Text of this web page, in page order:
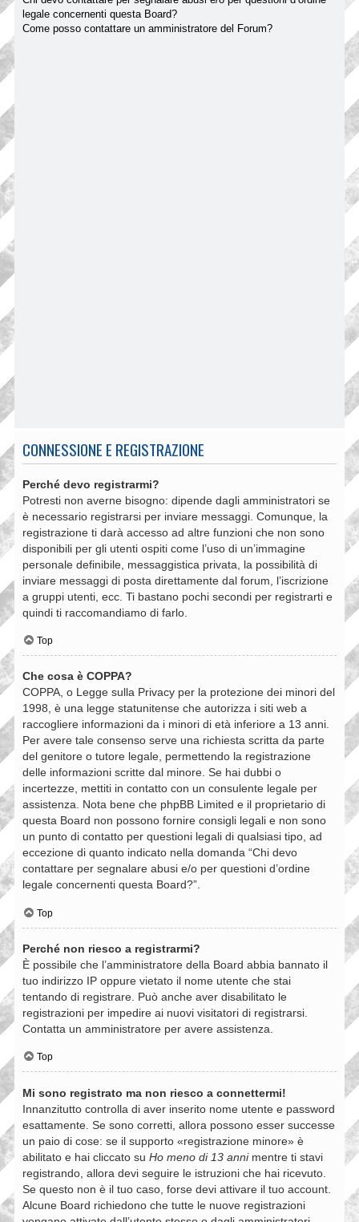
legale concernenti questa Board?
Come posso contattare un amministratore del Forum?
CONNESSIONE E REGISTRAZIONE
Perché devo registrarmi?
Potresti non averne bisogno: dipende dagli amministratori se
è necessario registrarsi per inviare messaggi. Comunque, la
registrazione ti darà accesso ad altre funzioni che non sono
disponibili per gli utenti ospiti come l’uso di un’immagine
personale definibile, messaggistica privata, la possibilità di
inviare messaggi di posta direttamente dal forum, l’iscrizione
a gruppi utenti, ecc. Ti bastano pochi secondi per registrarti e
quindi ti raccomandiamo di farlo.
Top
Che cosa è COPPA?
COPPA, o Legge sulla Privacy per la protezione dei minori del
1998, è una legge statunitense che autorizza i siti web a
raccogliere informazioni da i minori di età inferiore a 13 anni.
Per avere tale consenso serve una richiesta scritta da parte
del genitore o tutore legale, permettendo la registrazione
delle informazioni scritte dal minore. Se hai dubbi o
incertezze, mettiti in contatto con un consulente legale per
assistenza. Nota bene che phpBB Limited e il proprietario di
questa Board non possono fornire consigli legali e non sono
un punto di contatto per questioni legali di qualsiasi tipo, ad
eccezione di quanto indicato nella domanda “Chi devo
contattare per segnalare abusi e/o per questioni d’ordine
legale concernenti questa Board?”.
Top
Perché non riesco a registrarmi?
È possibile che l’amministratore della Board abbia bannato il
tuo indirizzo IP oppure vietato il nome utente che stai
tentando di registrare. Può anche aver disabilitato le
registrazioni per impedire ai nuovi visitatori di registrarsi.
Contatta un amministratore per avere assistenza.
Top
Mi sono registrato ma non riesco a connettermi!
Innanzitutto controlla di aver inserito nome utente e password
esattamente. Se sono corretti, allora possono esser successe
un paio di cose: se il supporto «registrazione minore» è
abilitato e hai cliccato su Ho meno di 13 annimentre ti stavi
registrando, allora devi seguire le istruzioni che hai ricevuto.
Se questo non è il tuo caso, forse devi attivare il tuo account.
Alcune Board richiedono che tutte le nuove registrazioni